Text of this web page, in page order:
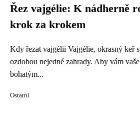
Řez vajgélie: K nádherně
krok za krokem
Kdy řezat vajgélii Vajgélie, okrasný keř
ozdobou nejedné zahrady. Aby vám
bohatým...
Ostatní